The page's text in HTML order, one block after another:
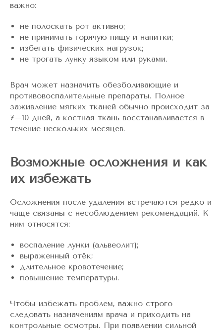
важно:
не полоскать рот активно;
не принимать горячую пищу и напитки;
избегать физических нагрузок;
не трогать лунку языком или руками.
Врач может назначить обезболивающие и
противовоспалительные препараты. Полное
заживление мягких тканей обычно происходит за
7–10 дней, а костная ткань восстанавливается в
течение нескольких месяцев.
Возможные осложнения и как
их избежать
Осложнения после удаления встречаются редко и
чаще связаны с несоблюдением рекомендаций. К
ним относятся:
воспаление лунки (альвеолит);
выраженный отёк;
длительное кровотечение;
повышение температуры.
Чтобы избежать проблем, важно строго
следовать назначениям врача и приходить на
контрольные осмотры. При появлении сильной